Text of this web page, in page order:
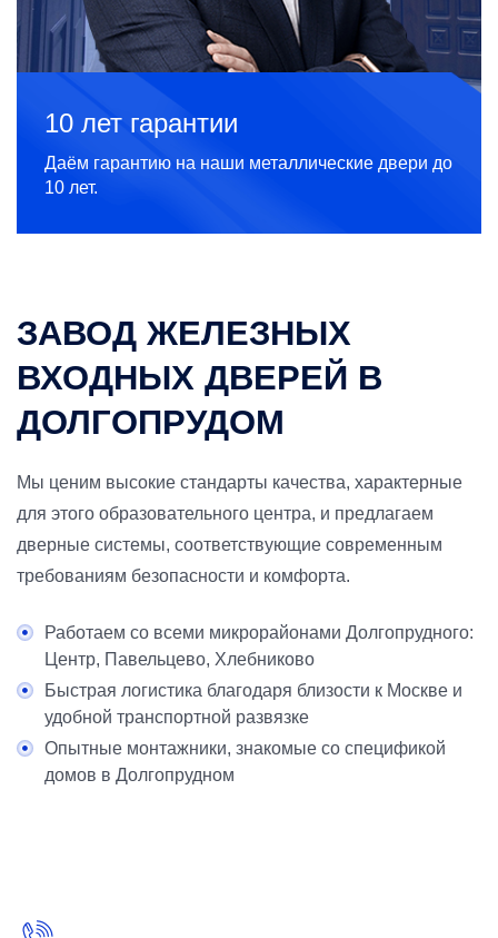
10 лет гарантии
Даём гарантию на наши металлические двери до
10 лет.
ЗАВОД ЖЕЛЕЗНЫХ
ВХОДНЫХ ДВЕРЕЙ В
ДОЛГОПРУДОМ
Мы ценим высокие стандарты качества, характерные
для этого образовательного центра, и предлагаем
дверные системы, соответствующие современным
требованиям безопасности и комфорта.
Работаем со всеми микрорайонами Долгопрудного:
Центр, Павельцево, Хлебниково
Быстрая логистика благодаря близости к Москве и
удобной транспортной развязке
Опытные монтажники, знакомые со спецификой
домов в Долгопрудном